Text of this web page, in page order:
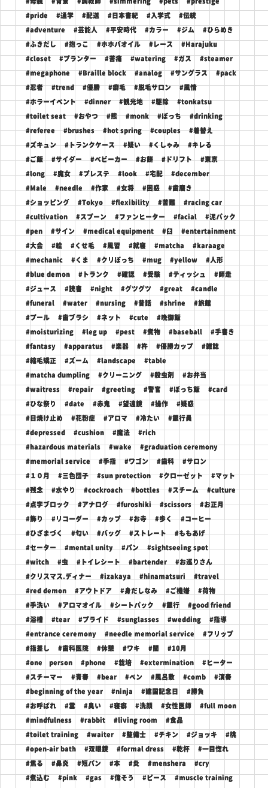
#pride #通学 #配送 #日本書紀 #入学式 #伝統
#adventure #芸能人 #平安時代 #カラー #ジム #ひらめき
#ふきだし #抱っこ #ホホバオイル #レース #Harajuku
#closet #プランター #苦痛 #watering #ガス #steamer
#megaphone #Braille block #analog #サングラス #pack
#忍者 #trend #優勝 #癖毛 #脱毛サロン #風情
#ホラーイベント #dinner #観光地 #駆除 #tonkatsu
#toilet seat #おやつ #熊 #monk #ぼっち #drinking
#referee #brushes #hot spring #couples #着替え
#ズキュン #トランクケース #疑い #くしゃみ #キレる
#ご飯 #サイダー #ベビーカー #お餅 #ドリフト #東京
#long #魔女 #プレステ #look #宅配 #december
#Male #needle #作家 #女将 #困惑 #歯磨き
#ショッピング #Tokyo #flexibility #苦難 #racing car
#cultivation #スプーン #ファンヒーター #facial #泥パック
#pen #サイン #medical equipment #臼 #entertainment
#大会 #絵 #くせ毛 #風習 #就寝 #matcha #karaage
#mechanic #くま #クリぼっち #mug #yellow #人形
#blue demon #トランク #確認 #受験 #ティッシュ #師走
#ジュース #読書 #night #グツグツ #great #candle
#funeral #water #nursing #昔話 #shrine #旅館
#プール #歯ブラシ #ネット #cute #晩御飯
#moisturizing #leg up #pest #煮物 #baseball #手書き
#fantasy #apparatus #楽器 #杵 #優勝カップ #雑誌
#縮毛矯正 #ズーム #landscape #table
#matcha dumpling #クリーニング #殺虫剤 #お弁当
#waitress #repair #greeting #警官 #ぼっち飯 #card
#ひな祭り #date #赤鬼 #望遠鏡 #操作 #疑惑
#日焼け止め #花粉症 #アロマ #冷たい #銀行員
#depressed #cushion #魔法 #rich
#hazardous materials #wake #graduation ceremony
#memorial service #手指 #ワゴン #歯科 #サロン
#１０月 #三色団子 #sun protection #クローゼット #マット
#残念 #水やり #cockroach #bottles #スチーム #culture
#点字ブロック #アナログ #furoshiki #scissors #お正月
#飾り #リコーダー #カップ #お寺 #歩く #コーヒー
#ひざまづく #匂い #バッグ #ストレート #ももあげ
#セーター #mental unity #パン #sightseeing spot
#witch #虫 #トイレシート #bartender #お巡りさん
#クリスマス.ディナー #izakaya #hinamatsuri #travel
#red demon #アウトドア #身だしなみ #ご機嫌 #荷物
#手洗い #アロマオイル #シートパック #銀行 #good friend
#浴槽 #tear #プライド #sunglasses #wedding #指導
#entrance ceremony #needle memorial service #フリップ
#指差し #歯科医院 #休憩 #ワキ #闇 #10月
#one person #phone #栽培 #extermination #ヒーター
#スチーマー #青春 #bear #ペン #風呂敷 #comb #演奏
#beginning of the year #ninja #建国記念日 #勝負
#お呼ばれ #雲 #臭い #寝癖 #洗顔 #女性医師 #full moon
#mindfulness #rabbit #living room #食品
#toilet training #waiter #整備士 #チキン #ジョッキ #桃
#open-air bath #双眼鏡 #formal dress #乾杯 #一目惚れ
#焦る #鼻炎 #短パン #本 #炎 #menshera #cry
#煮込む #pink #gas #偉そう #ピース #muscle training